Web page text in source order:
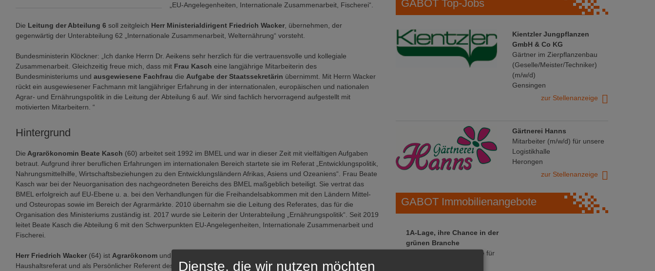
„EU-Angelegenheiten, Internationale Zusammenarbeit, Fischerei“.
Die Leitung der Abteilung 6 soll zeitgleich Herr Ministerialdirigent Friedrich Wacker , übernehmen, der
gegenwärtig der Unterabteilung 62 „Internationale Zusammenarbeit, Welternährung“ vorsteht.
Bundesministerin Klöckner: „Ich danke Herrn Dr. Aeikens sehr herzlich für die vertrauensvolle und kollegiale
Zusammenarbeit. Gleichzeitig freue mich, dass mit Frau Kasch eine langjährige Mitarbeiterin des
Bundesministeriums und ausgewiesene Fachfrau die Aufgabe der Staatssekretärin übernimmt. Mit Herrn Wacker
rückt ein ausgewiesener Fachmann mit langjähriger Erfahrung in der internationalen, europäischen und nationalen
Agrar- und Ernährungspolitik in die Leitung der Abteilung 6 auf. Wir sind fachlich hervorragend aufgestellt mit
motivierten Mitarbeitern. “
Hintergrund
Die Agrarökonomin Beate Kasch (60) arbeitet seit 1992 im BMEL und war in dieser Zeit mit vielfältigen Aufgaben
betraut. Aufgrund ihrer beruflichen Erfahrungen im internationalen Bereich startete sie im Referat „Entwicklungspolitik,
Nahrungsmittelhilfe, Wirtschaftsbeziehungen zu den Entwicklungsländern Afrikas, Asiens und Ozeaniens“. Frau Beate
Kasch war bei der Neuorganisation des nachgeordneten Bereichs des BMEL maßgeblich beteiligt. Sie vertrat das
BMEL erfolgreich auf EU-Ebene u. a. bei den Verhandlungen für die Freihandelsabkommen mit den Ländern Mittel-
und Osteuropas sowie im Bereich der Agrarmärkte. 2010 übernahm sie die Leitung des Referates, das für die
Organisation des Ministeriums zuständig ist. 2017 wurde sie Leiterin der Unterabteilung „Ernährungspolitik“. Seit 2019
leitet Beate Kasch die Abteilung 6 mit den Schwerpunkten EU-Angelegenheiten, Internationale Zusammenarbeit und
Fischerei.
Herr Friedrich Wacker (64) ist Agrarökonom und seit 1987 im Ministerium. Nachdem er zunächst u.a. im
Haushaltsreferat und als Persönlicher Referent des Staatssekretärs eingesetzt war, übernahm er 1995 die Leitung
GABOT Top-Jobs
Kientzler Jungpflanzen
GmbH & Co KG
Gärtner im Zierpflanzenbau
(Geselle/Meister/Techniker)
(m/w/d)
Gensingen
zur Stellenanzeige
Gärtnerei Hanns
Mitarbeiter (m/w/d) für unsere
Logistikhalle
Herongen
zur Stellenanzeige
GABOT Immobilienangebote
1A-Lage, ihre Chance in der
grünen Branche
Repräsentative Immobilie für
Dienste, die wir nutzen möchten